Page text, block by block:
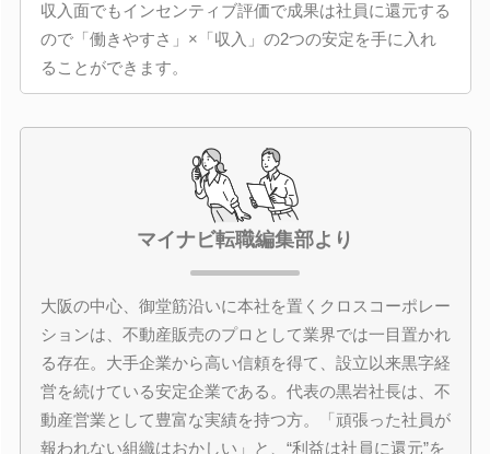
収入面でもインセンティブ評価で成果は社員に還元する
ので「働きやすさ」×「収入」の2つの安定を手に入れ
ることができます。
マイナビ転職編集部より
大阪の中心、御堂筋沿いに本社を置くクロスコーポレー
ションは、不動産販売のプロとして業界では一目置かれ
る存在。大手企業から高い信頼を得て、設立以来黒字経
営を続けている安定企業である。代表の黒岩社長は、不
動産営業として豊富な実績を持つ方。「頑張った社員が
報われない組織はおかしい」と、“利益は社員に還元”を